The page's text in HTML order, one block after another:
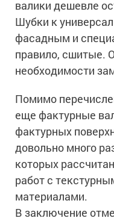
валики дешевле
Шубки к
фасадным и
правило, сшитые.
необходимости
Помимо
еще фактурные
фактурных
довольно много
которых
работ с
материалами.
В заключение